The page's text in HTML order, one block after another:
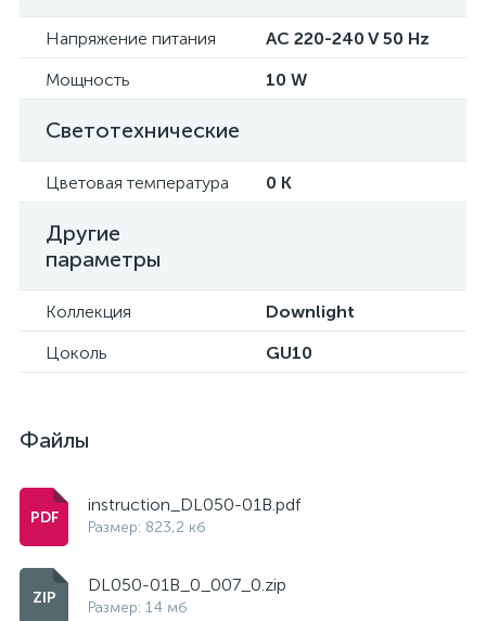
Напряжение питания
AC 220-240 V 50 Hz
Мощность
10 W
Светотехнические
Цветовая температура 0 K
Другие
параметры
Коллекция
Downlight
Цоколь
GU10
Файлы
instruction_DL050-01B.pdf
Размер: 823,2 кб
DL050-01B_0_007_0.zip
Размер: 14 мб